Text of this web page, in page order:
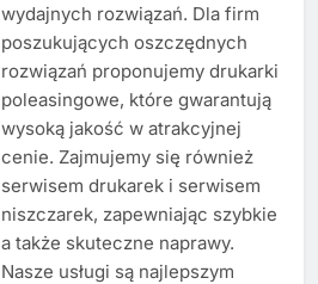
wydajnych rozwiązań. Dla firm
poszukujących oszczędnych
rozwiązań proponujemy drukarki
poleasingowe, które gwarantują
wysoką jakość w atrakcyjnej
cenie. Zajmujemy się również
serwisem drukarek i serwisem
niszczarek, zapewniając szybkie
a także skuteczne naprawy.
Nasze usługi są najlepszym